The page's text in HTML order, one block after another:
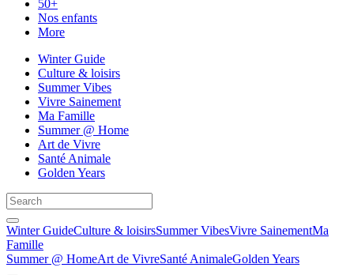
50+
Nos enfants
More
Winter Guide
Culture & loisirs
Summer Vibes
Vivre Sainement
Ma Famille
Summer @ Home
Art de Vivre
Santé Animale
Golden Years
Winter GuideCulture & loisirsSummer VibesVivre SainementMa
Famille
Summer @ HomeArt de VivreSanté AnimaleGolden Years